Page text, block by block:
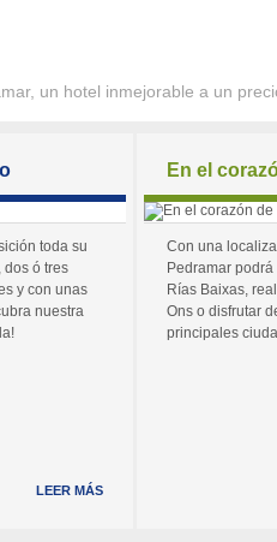
un hotel inmejorable a un
toda su
ó tres
y con unas
nuestra
LEER MÁS
En el
Con una
Pedramar
Rías Baixas,
Ons o disfrutar
principales